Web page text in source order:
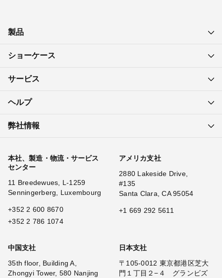
製品
ショーケース
サービス
ヘルプ
弊社情報
本社、製造・物流・サービス
センター
11 Breedewues, L-1259
Senningerberg, Luxembourg
+352 2 600 8670
+352 2 786 1074
アメリカ支社
2880 Lakeside Drive,
#135
Santa Clara, CA 95054
+1 669 292 5611
中国支社
35th floor, Building A,
Zhongyi Tower, 580 Nanjing
日本支社
〒105-0012 東京都港区芝大
門１丁目２−４ グランビズ